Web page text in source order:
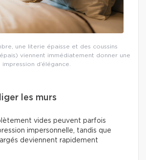
une literie épaisse et des coussins
viennent immédiatement donner une
impression d’élégance.
les murs
vides peuvent parfois
impersonnelle, tandis que
deviennent rapidement